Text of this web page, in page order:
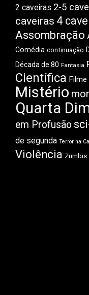
2 caveiras 2-5
caveiras 4
Assombração
Comédia continuação
Década de 80 Fantasia
Científica Filme
Mistério
Quarta
em Profusão
de segunda Terror na
Violência Zumbis